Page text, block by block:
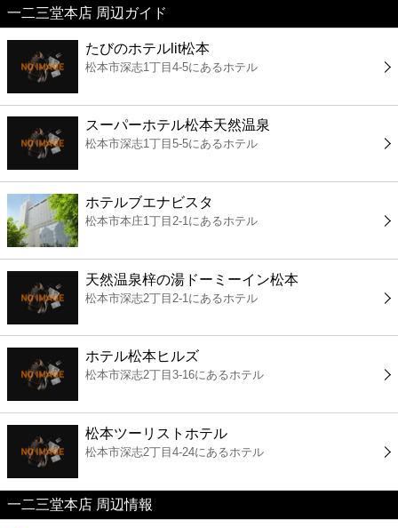
美容
コンビニ
薬局
スーパー
エンタメ
レジャー
書店
ファミレス
ファーストフード
カフェ
ショッピング
一二三堂本店 周辺ガイド
たびのホテルlit松本
松本市深志1丁目4-5にあるホテル
スーパーホテル松本天然温泉
松本市深志1丁目5-5にあるホテル
ホテルブエナビスタ
松本市本庄1丁目2-1にあるホテル
天然温泉梓の湯ドーミーイン松本
松本市深志2丁目2-1にあるホテル
ホテル松本ヒルズ
松本市深志2丁目3-16にあるホテル
松本ツーリストホテル
松本市深志2丁目4-24にあるホテル
一二三堂本店 周辺情報